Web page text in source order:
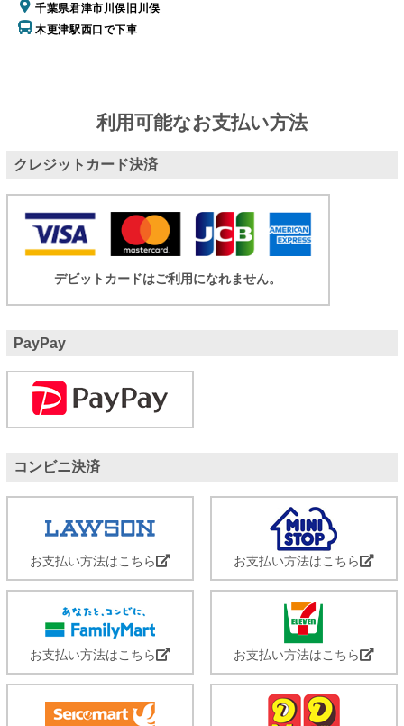
千葉県君津市川俣旧川俣
木更津駅西口で下車
利用可能なお支払い方法
クレジットカード決済
デビットカードはご利用になれません。
PayPay
コンビニ決済
お支払い方法はこちら お支払い方法はこちら
お支払い方法はこちら お支払い方法はこちら